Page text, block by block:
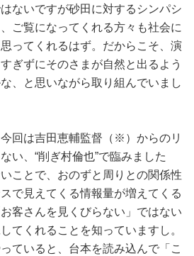
ないですが砂田に対するシンパシ
ご覧になってくれる方々も社会に
ってくれるはず。だからこそ、演
ぎずにそのさまが自然と出るよう
、と思いながら取り組んでいまし
回は吉田恵輔監督（※）からのリ
い、“削ぎ村倫也”で臨みました
ことで、おのずと周りとの関係性
で見えてくる情報量が増えてくる
客さんを見くびらない」ではない
てくれることを知っていますし。
ていると、台本を読み込んで「こ